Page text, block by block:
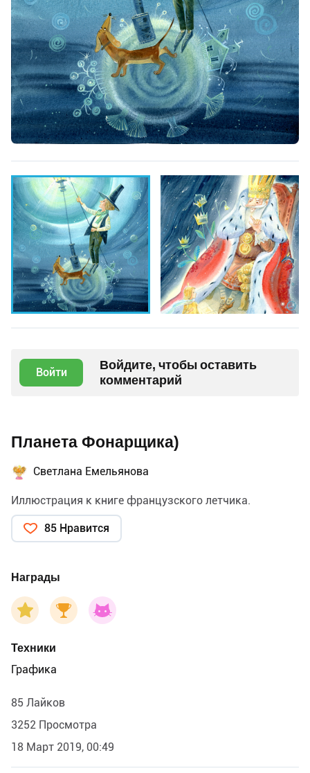
Войти
Войдите, чтобы оставить
комментарий
Планета Фонарщика)
Светлана Емельянова
Иллюстрация к книге французского летчика.
85 Нравится
Награды
Техники
Графика
85 Лайков
3252 Просмотра
18 Март 2019, 00:49